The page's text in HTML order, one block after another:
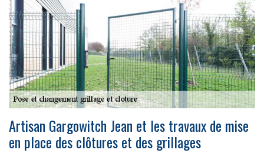
Artisan Gargowitch Jean et les travaux de mise
en place des clôtures et des grillages